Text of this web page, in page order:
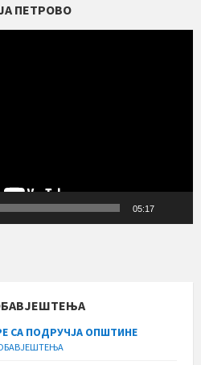
ПЕТРОВО
05:17
СА ПОДРУЧЈА ОПШТИНЕ